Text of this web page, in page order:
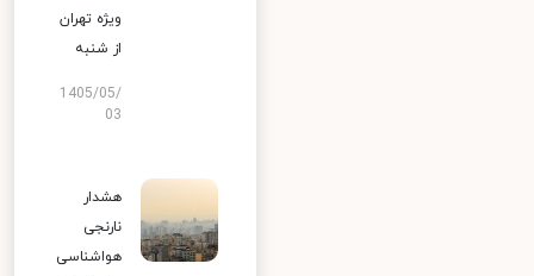
ویژه تهران
از شنبه
1405/05/
03
هشدار
نارنجی
هواشناسی